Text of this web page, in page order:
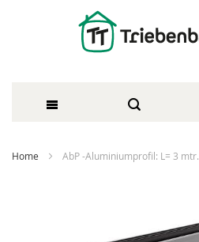
Home AbP -Aluminiumprofil: L= 3 mtr.